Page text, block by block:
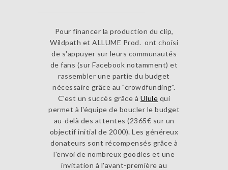
Pour financer la production du clip,
Wildpath et ALLUME Prod. ont choisi
de s'appuyer sur leurs communautés
de fans (sur Facebook notamment) et
rassembler une partie du budget
nécessaire grâce au "crowdfunding".
C'est un succès grâce à Ulule qui
permet à l'équipe de boucler le budget
au-delà des attentes (2365€ sur un
objectif initial de 2000). Les généreux
donateurs sont récompensés grâce à
l'envoi de nombreux goodies et une
invitation à l'avant-première au